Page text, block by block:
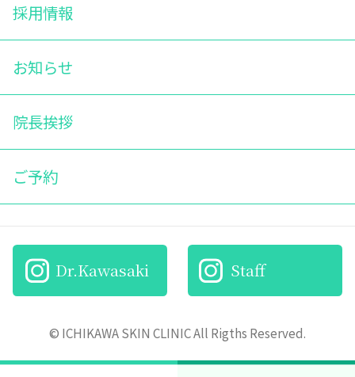
採用情報
お知らせ
院長挨拶
ご予約
Dr.Kawasaki Staff
© ICHIKAWA SKIN CLINIC All Rigths Reserved.